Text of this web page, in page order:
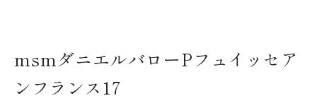
msmダニエルバローPフュイッセア
ンフランス17